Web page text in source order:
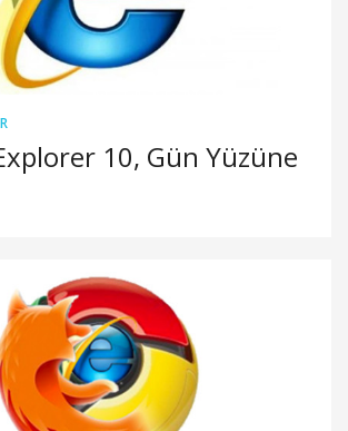
10, Gün Yüzüne